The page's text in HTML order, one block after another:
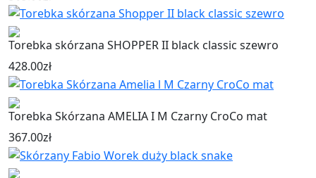
Torebka skórzana SHOPPER II black classic szewro
428.00zł
Torebka Skórzana AMELIA I M Czarny CroCo mat
367.00zł